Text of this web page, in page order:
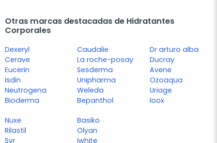
Otras marcas destacadas de Hidratantes
Corporales
Dexeryl
Cerave
Eucerin
Isdin
Neutrogena
Bioderma
Caudalie
La roche-posay
Sesderma
Unipharma
Weleda
Bepanthol
Dr arturo alba
Ducray
Avene
Ozoaqua
Uriage
Ioox
Nuxe
Rilastil
Svr
Basiko
Olyan
Iwhite